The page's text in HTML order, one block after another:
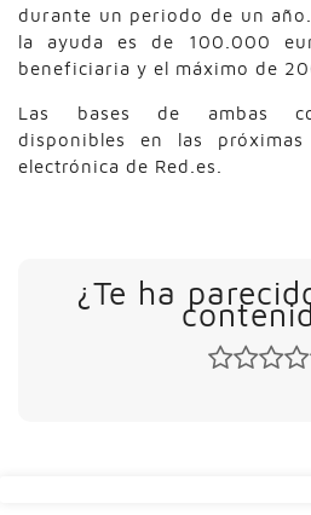
durante un periodo de un
la ayuda es de 100.000
beneficiaria y el máximo de
Las bases de ambas
disponibles en las
electrónica de Red.es.
¿Te ha